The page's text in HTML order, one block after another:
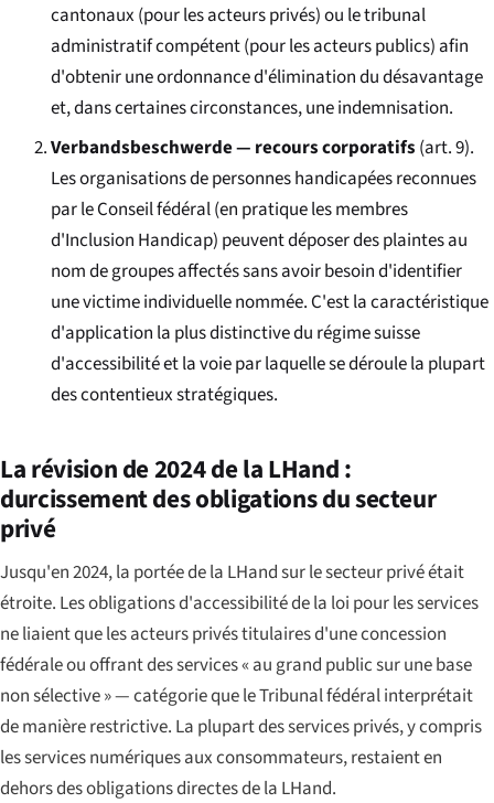
cantonaux (pour les acteurs privés) ou le tribunal
administratif compétent (pour les acteurs publics) afin
d'obtenir une ordonnance d'élimination du désavantage
et, dans certaines circonstances, une indemnisation.
Verbandsbeschwerde — recours corporatifs (art. 9).
Les organisations de personnes handicapées reconnues
par le Conseil fédéral (en pratique les membres
d'Inclusion Handicap) peuvent déposer des plaintes au
nom de groupes affectés sans avoir besoin d'identifier
une victime individuelle nommée. C'est la caractéristique
d'application la plus distinctive du régime suisse
d'accessibilité et la voie par laquelle se déroule la plupart
des contentieux stratégiques.
La révision de 2024 de la LHand :
durcissement des obligations du secteur
privé
Jusqu'en 2024, la portée de la LHand sur le secteur privé était
étroite. Les obligations d'accessibilité de la loi pour les services
ne liaient que les acteurs privés titulaires d'une concession
fédérale ou offrant des services « au grand public sur une base
non sélective » — catégorie que le Tribunal fédéral interprétait
de manière restrictive. La plupart des services privés, y compris
les services numériques aux consommateurs, restaient en
dehors des obligations directes de la LHand.